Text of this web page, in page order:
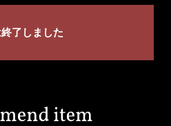
了しました